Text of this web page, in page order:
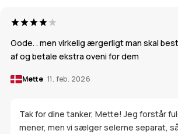
Gode. . men virkelig ærgerligt man skal
af og betale ekstra oveni for dem
Mette 11. feb. 2026
Tak for dine tanker, Mette! Jeg forstår
mener, men vi sælger selerne separat,